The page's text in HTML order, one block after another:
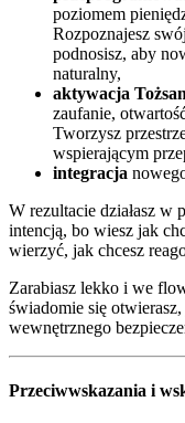
poziomem
Rozpoznajesz
podnosisz, aby
naturalny,
aktywacja
zaufanie,
Tworzysz
wspierającym
integracja
W rezultacie działasz w
intencją, bo wiesz jak
wierzyć, jak chcesz
Zarabiasz lekko i we
świadomie się
wewnętrznego
Przeciwwskazania i